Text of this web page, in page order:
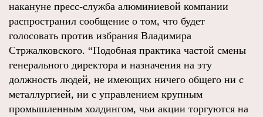
накануне пресс-служба алюминиевой компании
распространил сообщение о том, что будет
голосовать против избрания Владимира
Стржалковского. “Подобная практика частой смены
генерального директора и назначения на эту
должность людей, не имеющих ничего общего ни с
металлургией, ни с управлением крупным
промышленным холдингом, чьи акции торгуются на